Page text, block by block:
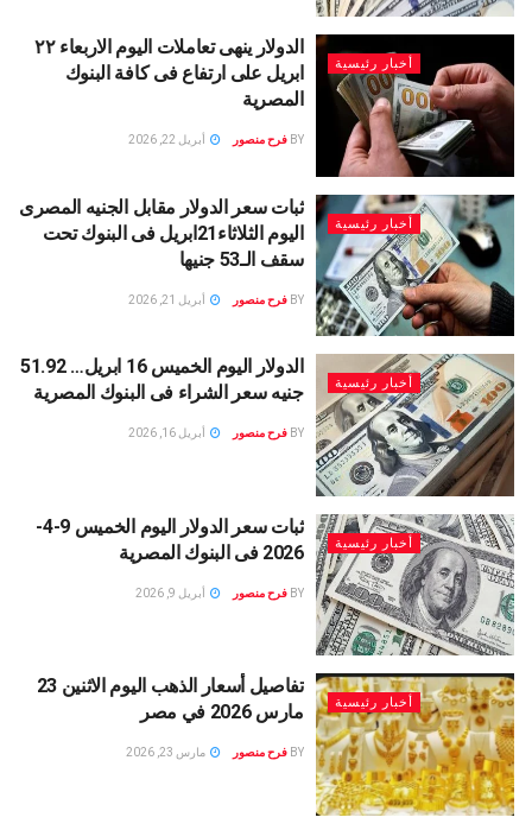
أخبار رئيسية
الدولار ينهى تعاملات اليوم الاربعاء ٢٢
ابريل على ارتفاع فى كافة البنوك
المصرية
BY فرح منصور أبريل 22, 2026
أخبار رئيسية
ثبات سعر الدولار مقابل الجنيه المصرى
اليوم الثلاثاء21ابريل فى البنوك تحت
سقف الـ53 جنيها
BY فرح منصور أبريل 21, 2026
أخبار رئيسية
الدولار اليوم الخميس 16 ابريل… 51.92
جنيه سعر الشراء فى البنوك المصرية
BY فرح منصور أبريل 16, 2026
أخبار رئيسية
ثبات سعر الدولار اليوم الخميس 9-4-
2026 فى البنوك المصرية
BY فرح منصور أبريل 9, 2026
أخبار رئيسية
تفاصيل أسعار الذهب اليوم الاثنين 23
مارس 2026 في مصر
BY فرح منصور مارس 23, 2026